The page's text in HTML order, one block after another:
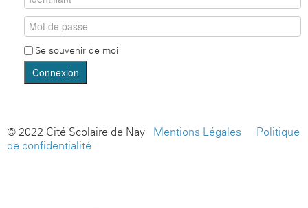
Se souvenir de moi
Connexion
© 2022 Cité Scolaire de Nay - Mentions Légales
Politique
de confidentialité